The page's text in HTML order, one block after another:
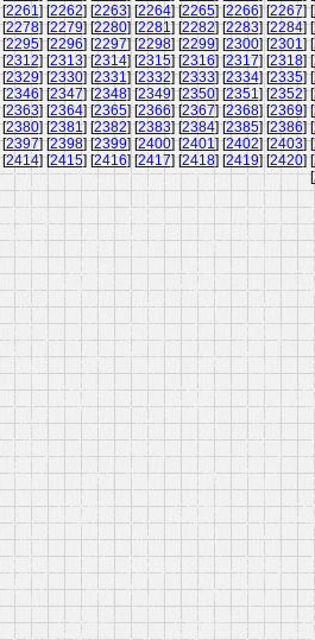
[2261] [2262] [2263] [2264] [2265] [2266] [2267] [
[2278] [2279] [2280] [2281] [2282] [2283] [2284] [
[2295] [2296] [2297] [2298] [2299] [2300] [2301] [
[2312] [2313] [2314] [2315] [2316] [2317] [2318] [
[2329] [2330] [2331] [2332] [2333] [2334] [2335] [
[2346] [2347] [2348] [2349] [2350] [2351] [2352] [
[2363] [2364] [2365] [2366] [2367] [2368] [2369] [
[2380] [2381] [2382] [2383] [2384] [2385] [2386] [
[2397] [2398] [2399] [2400] [2401] [2402] [2403] [
[2414] [2415] [2416] [2417] [2418] [2419] [2420] [
[